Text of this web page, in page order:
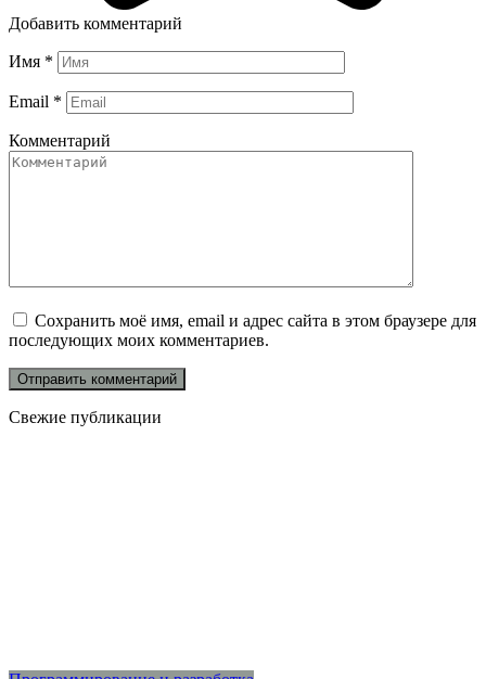
Добавить комментарий
Имя *
Email *
Комментарий
Сохранить моё имя, email и адрес сайта в этом браузере для
последующих моих комментариев.
Свежие публикации